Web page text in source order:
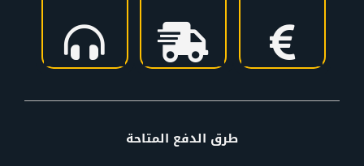
طرق الدفع المتاحة